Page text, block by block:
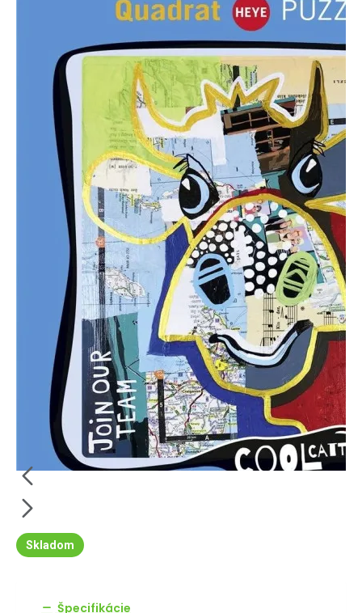
Skladom
Špecifikácie